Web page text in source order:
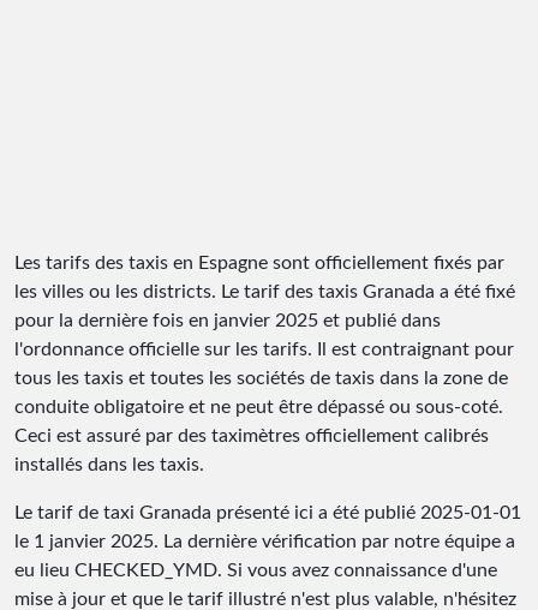
Les tarifs des taxis en Espagne sont officiellement fixés par
les villes ou les districts. Le tarif des taxis Granada a été fixé
pour la dernière fois en janvier 2025 et publié dans
l'ordonnance officielle sur les tarifs. Il est contraignant pour
tous les taxis et toutes les sociétés de taxis dans la zone de
conduite obligatoire et ne peut être dépassé ou sous-coté.
Ceci est assuré par des taximètres officiellement calibrés
installés dans les taxis.
Le tarif de taxi Granada présenté ici a été publié 2025-01-01
le 1 janvier 2025. La dernière vérification par notre équipe a
eu lieu CHECKED_YMD. Si vous avez connaissance d'une
mise à jour et que le tarif illustré n'est plus valable, n'hésitez